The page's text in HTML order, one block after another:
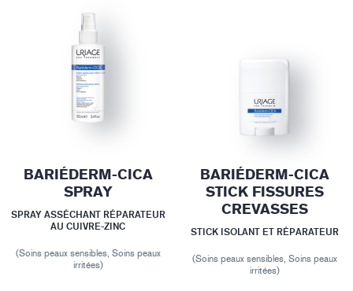
BARIÉDERM-CICA
SPRAY
SPRAY ASSÉCHANT RÉPARATEUR
AU CUIVRE-ZINC
(Soins peaux sensibles, Soins peaux
irritées)
BARIÉDERM-CICA
STICK FISSURES
CREVASSES
STICK ISOLANT ET RÉPARATEUR
(Soins peaux sensibles, Soins peaux
irritées)